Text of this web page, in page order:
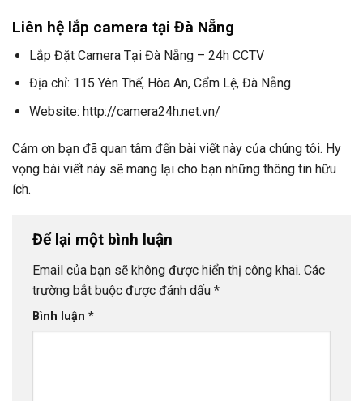
Liên hệ lắp camera tại Đà Nẵng
Lắp Đặt Camera Tại Đà Nẵng – 24h CCTV
Địa chỉ: 115 Yên Thế, Hòa An, Cẩm Lệ, Đà Nẵng
Website: http://camera24h.net.vn/
Cảm ơn bạn đã quan tâm đến bài viết này của chúng tôi. Hy
vọng bài viết này sẽ mang lại cho bạn những thông tin hữu
ích.
Để lại một bình luận
Email của bạn sẽ không được hiển thị công khai. Các
trường bắt buộc được đánh dấu *
Bình luận *